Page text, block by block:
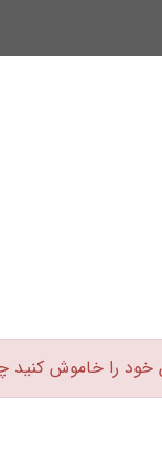
خود را خاموش